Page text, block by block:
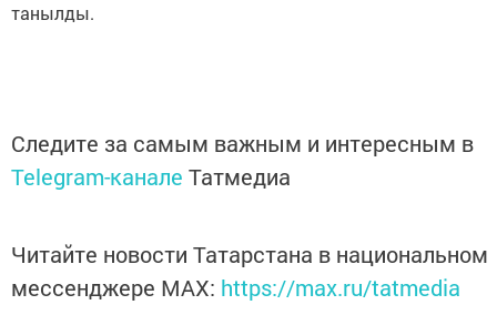
танылды.
Следите за самым важным и интересным в
Telegram-канале Татмедиа
Читайте новости Татарстана в национальном
мессенджере MАХ: https://max.ru/tatmedia